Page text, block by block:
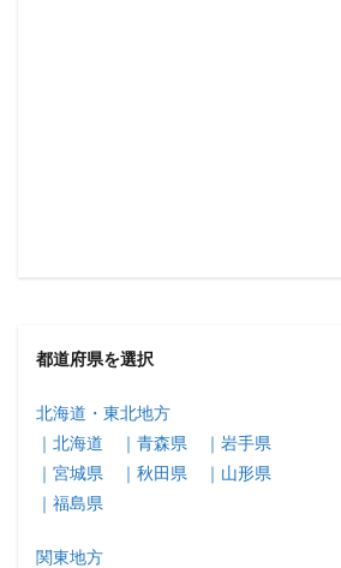
都道府県を選択
北海道・東北地方
｜北海道
｜青森県
｜岩手県
｜宮城県
｜秋田県
｜山形県
｜福島県
関東地方